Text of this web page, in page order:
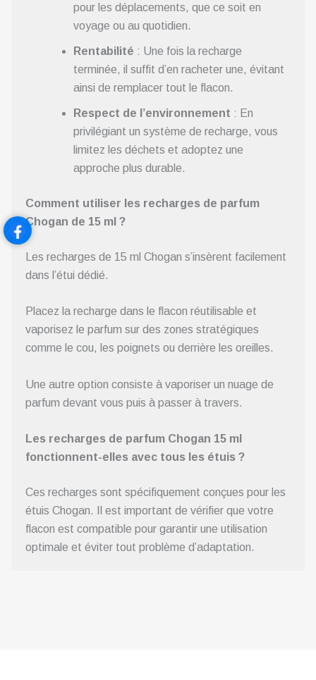
pour les déplacements, que ce soit en
voyage ou au quotidien.
Rentabilité : Une fois la recharge
terminée, il suffit d’en racheter une, évitant
ainsi de remplacer tout le flacon.
Respect de l’environnement : En
privilégiant un système de recharge, vous
limitez les déchets et adoptez une
approche plus durable.
Comment utiliser les recharges de parfum
Chogan de 15 ml ?
Les recharges de 15 ml Chogan s’insèrent facilement
dans l’étui dédié.
Placez la recharge dans le flacon réutilisable et
vaporisez le parfum sur des zones stratégiques
comme le cou, les poignets ou derrière les oreilles.
Une autre option consiste à vaporiser un nuage de
parfum devant vous puis à passer à travers.
Les recharges de parfum Chogan 15 ml
fonctionnent-elles avec tous les étuis ?
Ces recharges sont spécifiquement conçues pour les
étuis Chogan. Il est important de vérifier que votre
flacon est compatible pour garantir une utilisation
optimale et éviter tout problème d’adaptation.